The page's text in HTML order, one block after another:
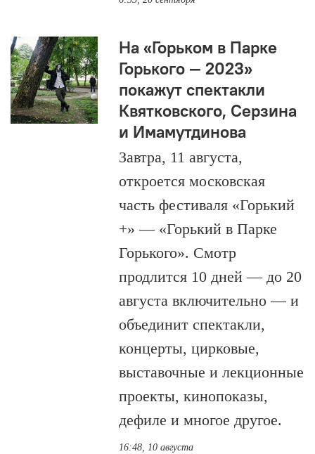
На «Горьком в Парке
Горького — 2023»
покажут спектакли
Квятковского, Серзина
и Имамутдинова
Завтра, 11 августа,
откроется московская
часть фестиваля «Горький
+» — «Горький в Парке
Горького». Смотр
продлится 10 дней — до 20
августа включительно — и
объединит спектакли,
концерты, цирковые,
выставочные и лекционные
проекты, кинопоказы,
дефиле и многое другое.
16:48, 10 августа